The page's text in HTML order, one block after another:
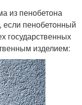
из пенобетона
если пенобетонный
государственных
изделием: